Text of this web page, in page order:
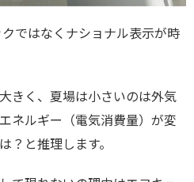
ではなくナショナル表示が時
きく、夏場は小さいのは外気
ネルギー（電気消費量）が変
？と推理します。